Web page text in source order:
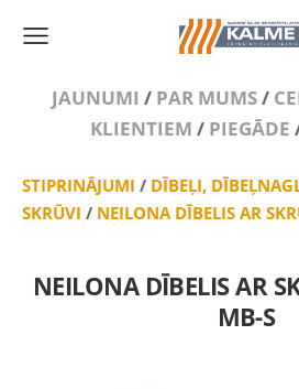
JAUNUMI / PAR MUMS/
KLIENTIEM / PIEGĀDE
STIPRINĀJUMI / DĪBEĻI,
SKRŪVI / NEILONA DĪBELIS AR
NEILONA DĪBELIS AR
MB-S